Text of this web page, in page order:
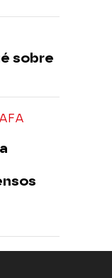
sobre